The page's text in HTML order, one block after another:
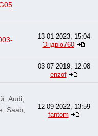
13 01 2023, 15:04
Эндрю760
03 07 2019, 12:08
enzof
Audi,
Saab,
12 09 2022, 13:59
fantom